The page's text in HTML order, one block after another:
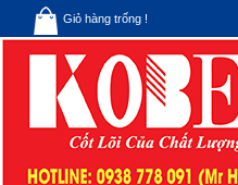
Giỏ hàng trống !